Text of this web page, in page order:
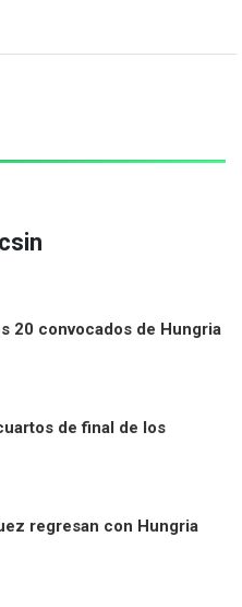
20 convocados de Hungria
de final de los
regresan con Hungria